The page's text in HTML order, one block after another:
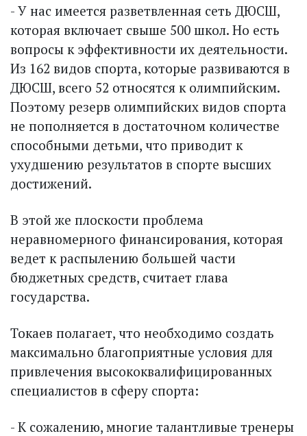
- У нас имеется разветвленная сеть ДЮСШ,
которая включает свыше 500 школ. Но есть
вопросы к эффективности их деятельности.
Из 162 видов спорта, которые развиваются в
ДЮСШ, всего 52 относятся к олимпийским.
Поэтому резерв олимпийских видов спорта
не пополняется в достаточном количестве
способными детьми, что приводит к
ухудшению результатов в спорте высших
достижений.
В этой же плоскости проблема
неравномерного финансирования, которая
ведет к распылению большей части
бюджетных средств, считает глава
государства.
Токаев полагает, что необходимо создать
максимально благоприятные условия для
привлечения высококвалифицированных
специалистов в сферу спорта:
- К сожалению, многие талант­ливые тренеры